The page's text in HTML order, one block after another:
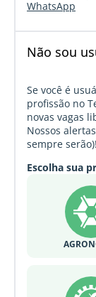
WhatsApp
Não sou
Se você é
profissão no
novas vagas
Nossos
sempre serão)!
Escolha sua